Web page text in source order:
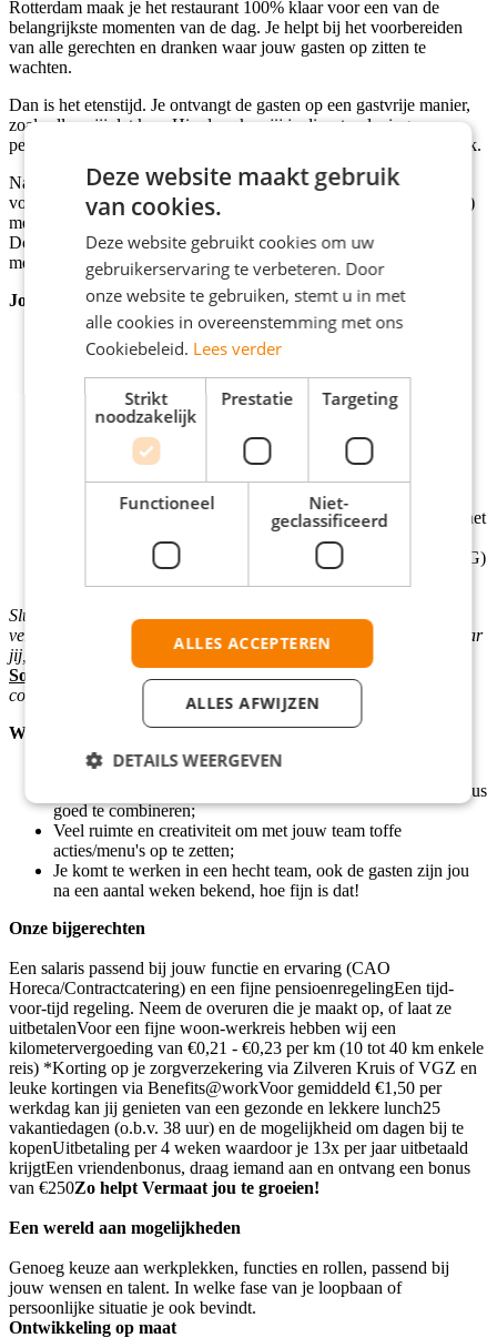
Rotterdam maak je het restaurant 100% klaar voor een van de
belangrijkste momenten van de dag. Je helpt bij het voorbereiden
van alle gerechten en dranken waar jouw gasten op zitten te
wachten.
Dan is het etenstijd. Je ontvangt de gasten op een gastvrije manier,
zoals alleen jij dat kan. Hierdoor kan jij je dienstverlening
personaliseren! En nog leuker; de gasten kennen jou inmiddels ook.
Na etenstijd ga je aan de slag met het opruimen en voorbereiden
voor de rest van de dag en morgen. Verder maak je (vergaderende)
mensen blij maken met een bakje koffie, tussendoortje of borrel.
Door jouw vriendelijke service, is iedereen erg tevreden en kan jij
met een voldaan gevoel naar huis.
Jouw ingrediënten
Het liefst heb je al wat horeca-ervaring, maar ook als
aanstormend talent kun je bij ons terecht. Je voelt je in ieder
geval thuis in de horeca;
Dat werken in de horeca fysiek best pittig kan zijn weet je;
Jij zet altijd net dat extra stapje. Vooral wat gastvrijheid en
service betreft;
Liefde gaat door de maag als het om eten & drinken gaat;
Bij Vermaat zit veiligheid in het fundament. Onze gasten
kunnen rekenen op een voedselveilige omgeving omdat jij het
iedere dag serieus neemt;
Je kan op verzoek een Verklaring Omtrent het Gedrag (VOG)
Sluiten de ingrediënten niet helemaal aan bij jou? Bij Vermaat
verwelkomen we iedereen en omarmen we onze verschillen. Ervaar
jij, om wat voor reden dan ook, een afstand tot werk? Via onze
Social Return
pagina komen onze Jobcoaches graag met jou in
contact.
Werken in de bedrijfshoreca:
Je werkt (meestal) tijdens kantoortijden, werk & privé zijn dus
goed te combineren;
Veel ruimte en creativiteit om met jouw team toffe
acties/menu's op te zetten;
Je komt te werken in een hecht team, ook de gasten zijn jou
na een aantal weken bekend, hoe fijn is dat!
Onze bijgerechten
Een salaris passend bij jouw functie en ervaring (CAO
Horeca/Contractcatering) en een fijne pensioenregelingEen tijd-
voor-tijd regeling. Neem de overuren die je maakt op, of laat ze
uitbetalenVoor een fijne woon-werkreis hebben wij een
kilometervergoeding van €0,21 - €0,23 per km (10 tot 40 km enkele
reis) *Korting op je zorgverzekering via Zilveren Kruis of VGZ en
leuke kortingen via Benefits@workVoor gemiddeld €1,50 per
werkdag kan jij genieten van een gezonde en lekkere lunch25
vakantiedagen (o.b.v. 38 uur) en de mogelijkheid om dagen bij te
kopenUitbetaling per 4 weken waardoor je 13x per jaar uitbetaald
krijgtEen vriendenbonus, draag iemand aan en ontvang een bonus
van €250Zo helpt Vermaat jou te groeien!
Een wereld aan mogelijkheden
Genoeg keuze aan werkplekken, functies en rollen, passend bij
jouw wensen en talent. In welke fase van je loopbaan of
persoonlijke situatie je ook bevindt.
Ontwikkeling op maat
Deze website maakt gebruik
van cookies.
Deze website gebruikt cookies om uw
gebruikerservaring te verbeteren. Door
onze website te gebruiken, stemt u in met
alle cookies in overeenstemming met ons
Cookiebeleid. Lees verder
Strikt
noodzakelijk
Prestatie Targeting
Functioneel
Niet-
geclassificeerd
ALLES ACCEPTEREN
ALLES AFWIJZEN
DETAILS WEERGEVEN